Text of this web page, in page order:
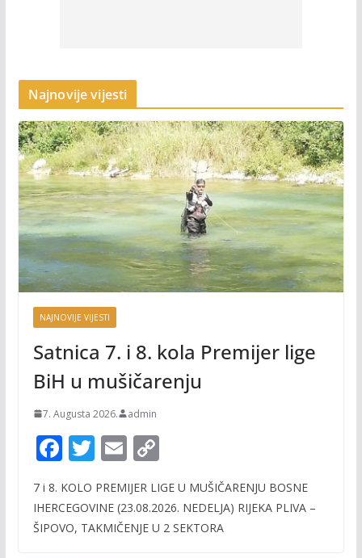
Najnovije vijesti
NAJNOVIJE VIJESTI
Satnica 7. i 8. kola Premijer lige
BiH u mušičarenju
7. Augusta 2026. admin
F
ac
e
b
T
w
itt
er
E
m
ai
l
C
p
y
7 i 8. KOLO PREMIJER LIGE U MUŠIČARENJU BOSNE
IHERCEGOVINE (23.08.2026. NEDELJA) RIJEKA PLIVA –
ŠIPOVO, TAKMIČENJE U 2 SEKTORA